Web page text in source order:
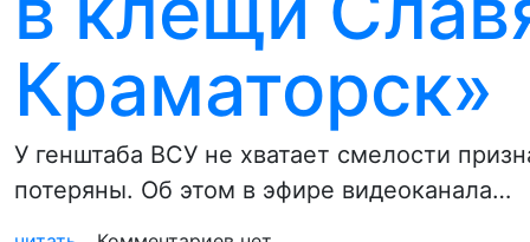
Краматорск»
У генштаба ВСУ не хватает смелости
потеряны. Об этом в эфире видеоканала…